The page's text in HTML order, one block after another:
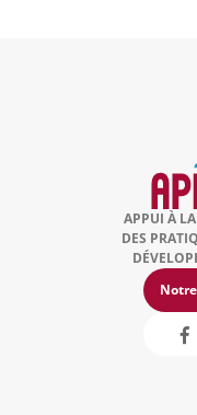
APPUI À
DES